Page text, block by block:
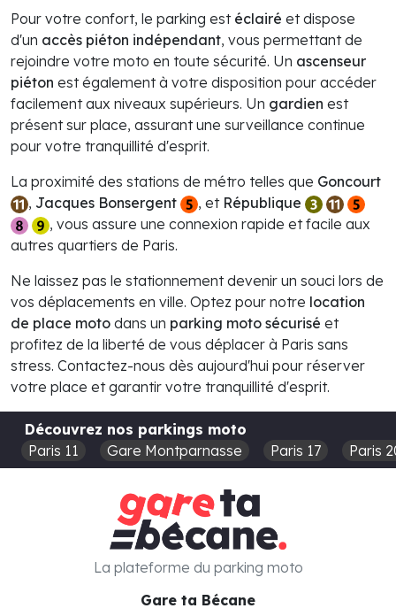
Pour votre confort, le parking est éclairé et dispose
d'un accès piéton indépendant, vous permettant de
rejoindre votre moto en toute sécurité. Un ascenseur
piéton est également à votre disposition pour accéder
facilement aux niveaux supérieurs. Un gardien est
présent sur place, assurant une surveillance continue
pour votre tranquillité d'esprit.
La proximité des stations de métro telles que Goncourt
, Jacques Bonsergent , et République
, vous assure une connexion rapide et facile aux
autres quartiers de Paris.
Ne laissez pas le stationnement devenir un souci lors de
vos déplacements en ville. Optez pour notre location
de place moto dans un parking moto sécurisé et
profitez de la liberté de vous déplacer à Paris sans
stress. Contactez-nous dès aujourd'hui pour réserver
votre place et garantir votre tranquillité d'esprit.
Découvrez nos parkings moto
Paris 11
Gare Montparnasse Paris 17 Paris
Gare ta Bécane
La plateforme du parking moto